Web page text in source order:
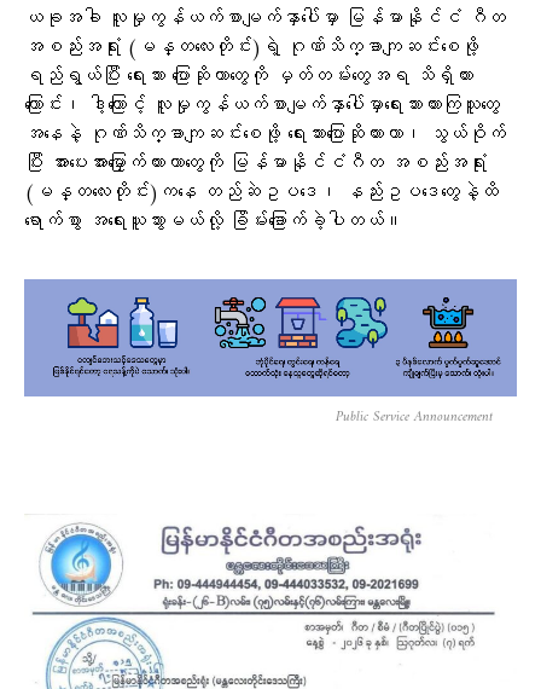
ယခုအခါ လူမှုကွန်ယက်စာမျက်နှာပေါ်မှာ မြန်မာနိုင်ငံ ဂီတ
အစည်းအရုံး (မန္တလေးတိုင်း)ရဲ့ ဂုဏ်သိက္ခာကျဆင်းစေဖို့
ရည်ရွယ်ပြီး ရေးသား ပြောဆိုတာတွေကို မှတ်တမ်းတွေအရ သိရှိထား
ကြောင်း၊ ဒါ့ကြောင့် လူမှုကွန်ယက်စာမျက်နှာပေါ်မှာရေးသားထားကြသူတွေ
အနေနဲ့ ဂုဏ်သိက္ခာကျဆင်းစေဖို့ ရေးသားပြောဆိုထားတာ၊ သွယ်ဝိုက်
ပြီး အားပေးအားမြှောက်ထားတာတွေကို မြန်မာနိုင်ငံဂီတ အစည်းအရုံး
(မန္တလေးတိုင်း)ကနေ တည်ဆဲဥပဒေ၊ နည်းဥပဒေတွေနဲ့ထိ
ရောက်စွာ အရေးယူသွားမယ်လို့ ခြိမ်းခြောက်ခဲ့ပါတယ်။
Public Service Announcement